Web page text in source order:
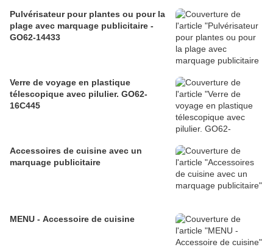
Pulvérisateur pour plantes ou pour la
plage avec marquage publicitaire -
GO62-14433
Verre de voyage en plastique
télescopique avec pilulier. GO62-
16C445
Accessoires de cuisine avec un
marquage publicitaire
MENU - Accessoire de cuisine